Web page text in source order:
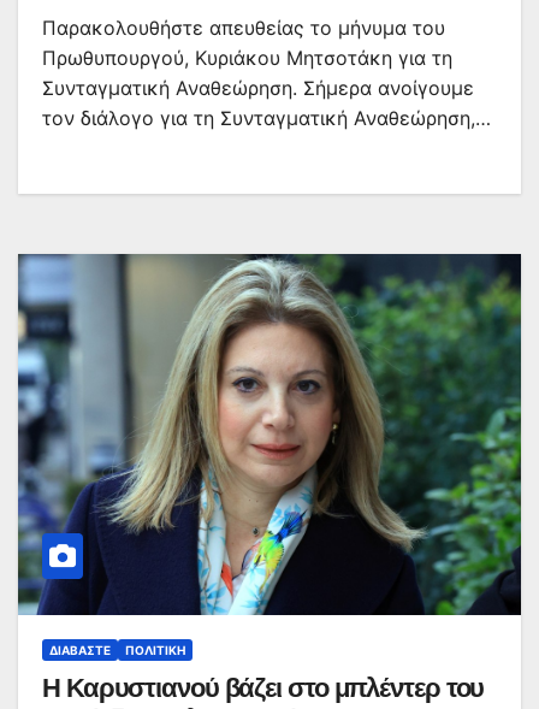
Παρακολουθήστε απευθείας το μήνυμα του
Πρωθυπουργού, Κυριάκου Μητσοτάκη για τη
Συνταγματική Αναθεώρηση. Σήμερα ανοίγουμε
τον διάλογο για τη Συνταγματική Αναθεώρηση,…
ΔΙΑΒΆΣΤΕ ΠΟΛΙΤΙΚΉ
Η Καρυστιανού βάζει στο μπλέντερ του